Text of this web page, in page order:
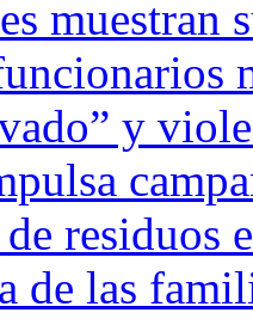
muestran
y
residuos
de las